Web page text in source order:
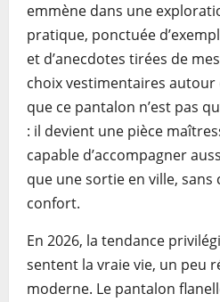
emmène dans une
pratique, ponctuée
et d’anecdotes tirées de
choix vestimentaires autour
que ce pantalon n’est pas
: il devient une pièce
capable d’accompagner
que une sortie en ville,
confort.
En 2026, la tendance
sentent la vraie vie, un peu
moderne. Le pantalon